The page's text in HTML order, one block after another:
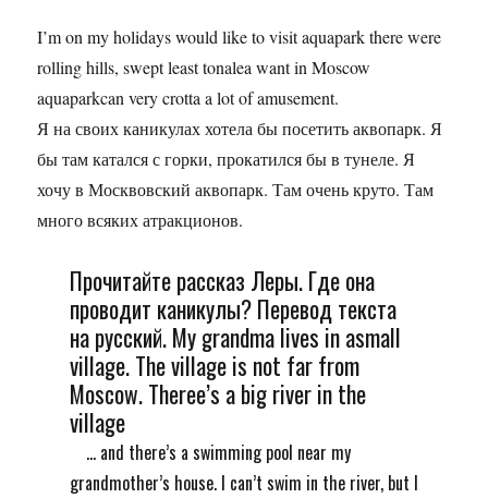
I’m on my holidays would like to visit aquapark there were
rolling hills, swept least tonalea want in Moscow
aquaparkcan very crotta a lot of amusement.
Я на своих каникулах хотела бы посетить аквопарк. Я
бы там катался с горки, прокатился бы в тунеле. Я
хочу в Москвовский аквопарк. Там очень круто. Там
много всяких атракционов.
Прочитайте рассказ Леры. Где она
проводит каникулы? Перевод текста
на русский. My grandma lives in asmall
village. The village is not far from
Moscow. Theree’s a big river in the
village
... and there’s a swimming pool near my
grandmother’s house. I can’t swim in the river, but I